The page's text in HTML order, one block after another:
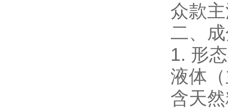
众款
二、
1. 形
液体
含天